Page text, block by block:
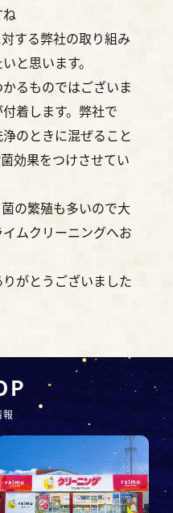
する弊社の取り組み
と思います。
るものではございま
着します。弊社で
のときに混ぜること
効果をつけさせてい
の繁殖も多いので大
ムクリーニングへお
がとうございました
報